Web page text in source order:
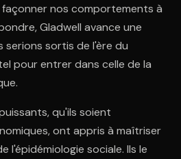
nos comportements à
Gladwell avance une
serions sortis de l'ère du
pour entrer dans celle de la
qu'ils soient
ont appris à maîtriser
l'épidémiologie sociale. Ils le